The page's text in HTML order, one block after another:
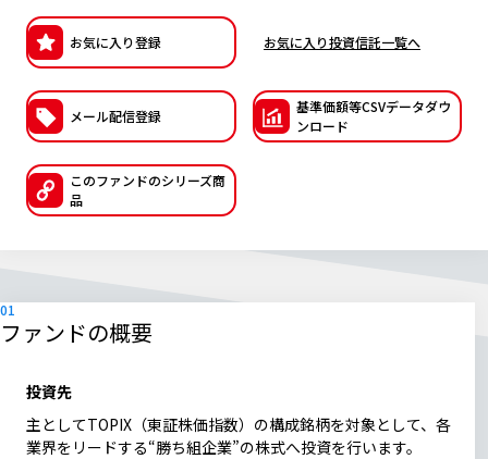
確定拠出年金 基準価額一覧
サステナブル投資
日本版スチュワードシップ・コードへの対応
ESGへの取り組み
国内株式議決権行使の方針と判断基準
お気に入り登録 お気に入り投資信託一覧へ
メール配信登録
基準価額等CSVデータダウ
ンロード
このファンドのシリーズ商
品
ファンドの概要
投資先
主としてTOPIX（東証株価指数）の構成銘柄を対象として、各
業界をリードする“勝ち組企業”の株式へ投資を行います。